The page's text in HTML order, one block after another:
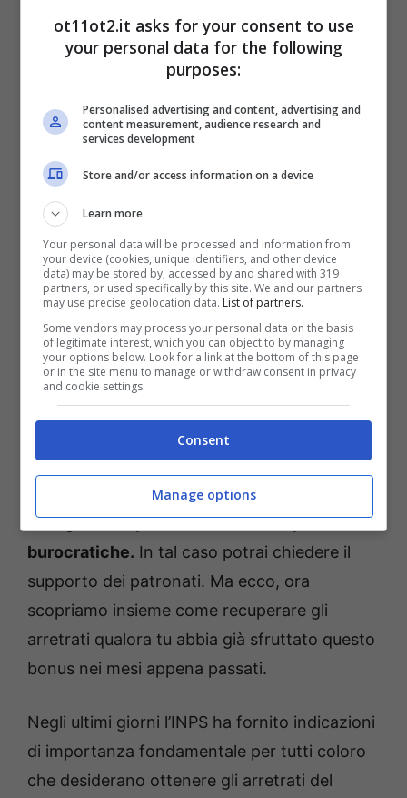
Bonus anziani: soldi ogni mese – ot11ot2.it
Avrai pienamente diritto a sfruttare questo
finanziamento a partire dal mese in cui hai
compiuto 80 anni. Una volta compilato il
modulo preimpostato basterà inviarla
direttamente al portale dell’INPS. Se hai
difficoltà, e proprio non sai come muoverti,
tranquillo è tutto normale.
Questo tipo di operazionipossono essere
farraginose e portare a inutili complicazioni
burocratiche. In tal caso potrai chiedere il
supporto dei patronati. Ma ecco, ora
scopriamo insieme come recuperare gli
arretrati qualora tu abbia già sfruttato questo
bonus nei mesi appena passati.
Negli ultimi giorni l’INPS ha fornito indicazioni
di importanza fondamentale per tutti coloro
che desiderano ottenere gli arretrati del
ot11ot2.it asks for your consent to use
your personal data for the following
purposes:
Personalised advertising and content, advertising and
content measurement, audience research and
services development
Store and/or access information on a device
Learn more
Your personal data will be processed and information from
your device (cookies, unique identifiers, and other device
data) may be stored by, accessed by and shared with 319
partners, or used specifically by this site. We and our partners
may use precise geolocation data. List of partners.
Some vendors may process your personal data on the basis
of legitimate interest, which you can object to by managing
your options below. Look for a link at the bottom of this page
or in the site menu to manage or withdraw consent in privacy
and cookie settings.
Consent
Manage options